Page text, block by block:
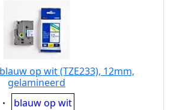
op wit (TZE233), 12mm,
gelamineerd
Eigenschaft:
blauw op wit